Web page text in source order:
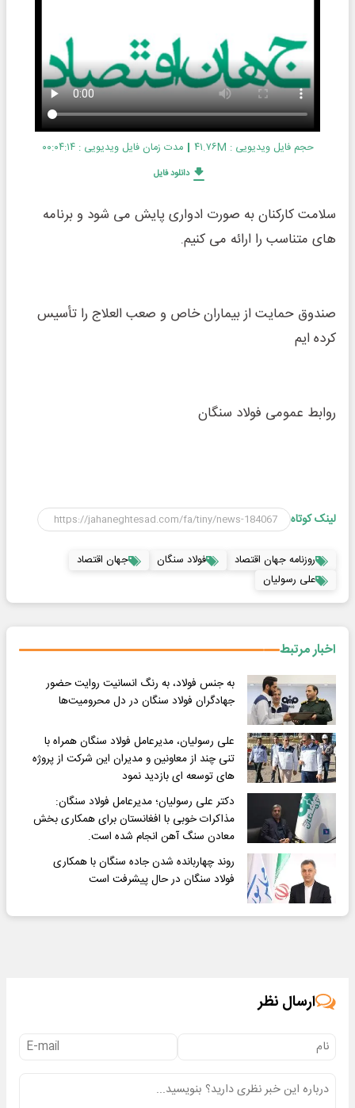
حجم فایل ویدیویی : ۴۱.۷۶M مدت زمان فایل ویدیویی : ۰۰:۰۴:۱۴
دانلود فایل
سلامت کارکنان به صورت ادواری پایش می شود و برنامه
های متناسب را ارائه می کنیم.
صندوق حمایت از بیماران خاص و صعب العلاج را تأسیس
کرده ایم
روابط عمومی فولاد سنگان
لینک کوتاه
روزنامه جهان اقتصاد فولاد سنگان
جهان اقتصاد
علی رسولیان
اخبار مرتبط
به جنس فولاد، به رنگ انسانیت روایت حضور
جهادگران فولاد سنگان در دل محرومیت‌ها
علی رسولیان، مدیرعامل فولاد سنگان همراه با
تنی چند از معاونین و مدیران این شرکت از پروژه
های توسعه ای بازدید نمود
دکتر علی رسولیان؛ مدیرعامل فولاد سنگان:
مذاکرات خوبی با افغانستان برای همکاری بخش
معادن سنگ آهن انجام شده است.
روند چهاربانده شدن جاده سنگان با همکاری
فولاد سنگان در حال پیشرفت است
ارسال نظر